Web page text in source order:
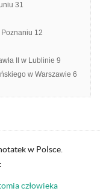
31
12
II w Lublinie 9
w Warszawie 6
w Polsce.
człowieka